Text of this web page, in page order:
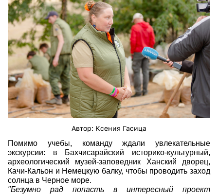
4cfxottvw5op71ctjjt7shyb2pxualfkmk-
7oar9luvggq8aq-
Автор: Ксения Гасица
Помимо учебы, команду ждали увлекательные
экскурсии: в Бахчисарайский историко-культурный,
археологический музей-заповедник Ханский дворец,
Качи-Кальон и Немецкую балку, чтобы проводить заход
солнца в Черное море.
"Безумно рад попасть в интересный проект